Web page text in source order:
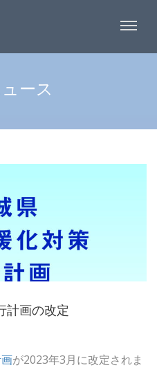
ース
計画の改定
が2023年3月に改定されま